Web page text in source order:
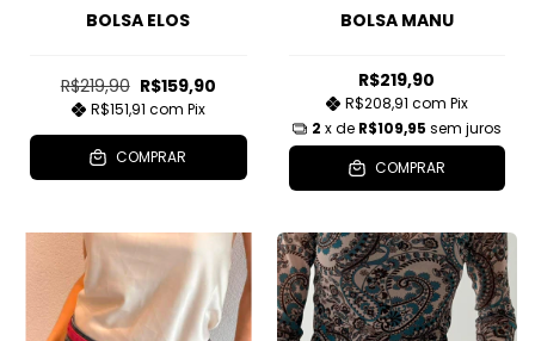
BOLSA ELOS
R$219,90 R$159,90
R$151,91 com Pix
COMPRAR
BOLSA MANU
R$219,90
R$208,91 com Pix
2 x de R$109,95 sem juros
COMPRAR